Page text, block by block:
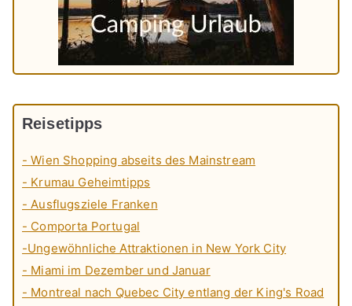
Reisetipps
- Wien Shopping abseits des Mainstream
- Krumau Geheimtipps
- Ausflugsziele Franken
- Comporta Portugal
-Ungewöhnliche Attraktionen in New York City
- Miami im Dezember und Januar
- Montreal nach Quebec City entlang der King's Road